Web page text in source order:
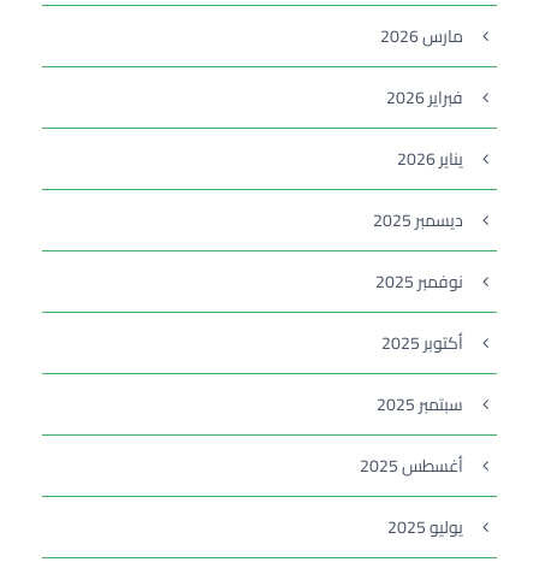
مارس 2026
فبراير 2026
يناير 2026
ديسمبر 2025
نوفمبر 2025
أكتوبر 2025
سبتمبر 2025
أغسطس 2025
يوليو 2025